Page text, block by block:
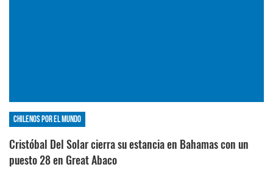
Chilenos por el mundo
Cristóbal Del Solar cierra su estancia en Bahamas con un
puesto 28 en Great Abaco